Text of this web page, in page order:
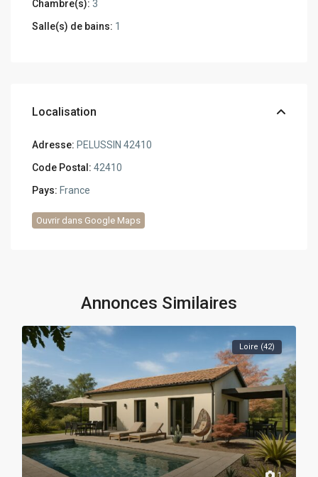
Chambre(s): 3
Salle(s) de bains: 1
Localisation
Adresse: PELUSSIN 42410
Code Postal: 42410
Pays: France
Ouvrir dans Google Maps
Annonces Similaires
Loire (42)